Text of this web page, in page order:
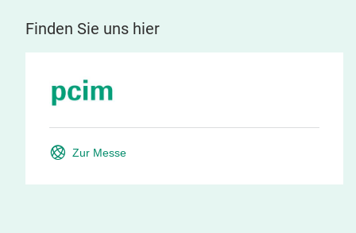
Finden Sie uns hier
Zur Messe